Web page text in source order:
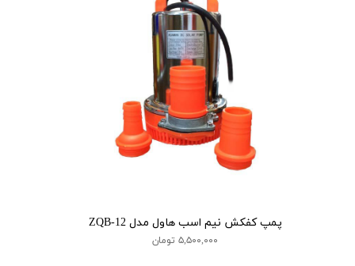
پمپ کفکش نیم اسب هاول مدل ZQB-12
۵,۵۰۰,۰۰۰ تومان